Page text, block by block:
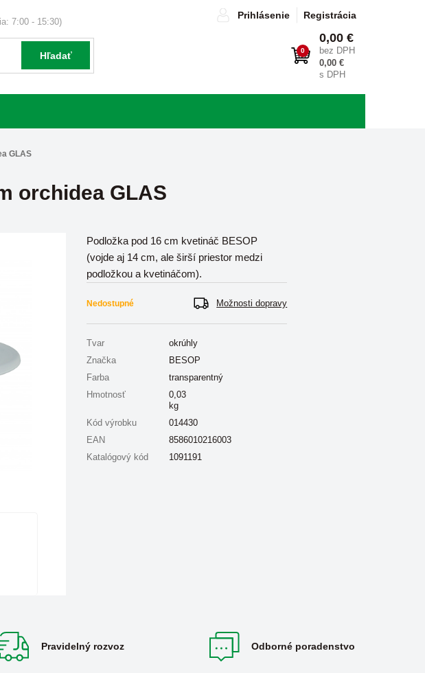
7:00 - 15:30)
Prihlásenie Registrácia
Hľadať 0
0,00 €
bez DPH
0,00 €
s DPH
GLAS
orchidea GLAS
Podložka pod 16 cm kvetináč BESOP
(vojde aj 14 cm, ale širší priestor medzi
podložkou a kvetináčom).
Nedostupné Možnosti dopravy
Tvar
okrúhly
Značka
BESOP
Farba
transparentný
Hmotnosť
0,03
kg
Kód výrobku
014430
EAN
8586010216003
Katalógový kód
1091191
Pravidelný rozvoz Odborné poradenstvo